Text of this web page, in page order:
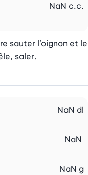
NaN c.c.
sauter l’oignon et le
saler.
NaN dl
NaN
NaN g